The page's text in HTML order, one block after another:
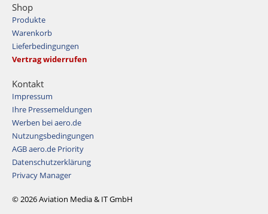
Shop
Produkte
Warenkorb
Lieferbedingungen
Vertrag widerrufen
Kontakt
Impressum
Ihre Pressemeldungen
Werben bei aero.de
Nutzungsbedingungen
AGB aero.de Priority
Datenschutzerklärung
Privacy Manager
© 2026 Aviation Media & IT GmbH